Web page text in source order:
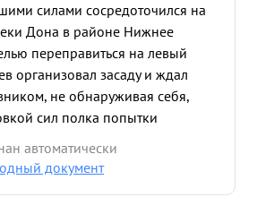
силами сосредоточился на
Дона в районе Нижнее
переправиться на левый
организовал засаду и ждал
не обнаруживая себя,
сил полка попытки
на левый берег были
было уничтожено 15 танков и
автоматически
документ